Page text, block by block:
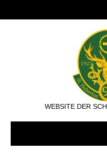
WEBSITE DER